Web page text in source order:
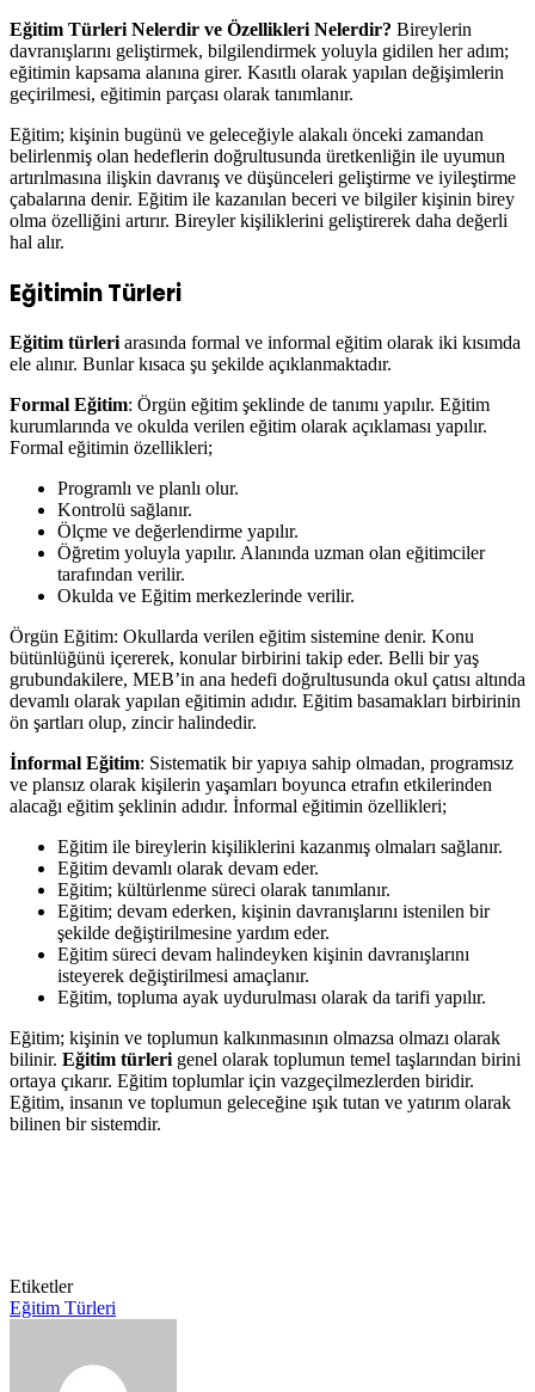
Eğitim Türleri Nelerdir ve Özellikleri Nelerdir? Bireylerin
davranışlarını geliştirmek, bilgilendirmek yoluyla gidilen her adım;
eğitimin kapsama alanına girer. Kasıtlı olarak yapılan değişimlerin
geçirilmesi, eğitimin parçası olarak tanımlanır.
Eğitim; kişinin bugünü ve geleceğiyle alakalı önceki zamandan
belirlenmiş olan hedeflerin doğrultusunda üretkenliğin ile uyumun
artırılmasına ilişkin davranış ve düşünceleri geliştirme ve iyileştirme
çabalarına denir. Eğitim ile kazanılan beceri ve bilgiler kişinin birey
olma özelliğini artırır. Bireyler kişiliklerini geliştirerek daha değerli
hal alır.
Eğitimin Türleri
Eğitim türleri arasında formal ve informal eğitim olarak iki kısımda
ele alınır. Bunlar kısaca şu şekilde açıklanmaktadır.
Formal Eğitim: Örgün eğitim şeklinde de tanımı yapılır. Eğitim
kurumlarında ve okulda verilen eğitim olarak açıklaması yapılır.
Formal eğitimin özellikleri;
Programlı ve planlı olur.
Kontrolü sağlanır.
Ölçme ve değerlendirme yapılır.
Öğretim yoluyla yapılır. Alanında uzman olan eğitimciler
tarafından verilir.
Okulda ve Eğitim merkezlerinde verilir.
Örgün Eğitim: Okullarda verilen eğitim sistemine denir. Konu
bütünlüğünü içererek, konular birbirini takip eder. Belli bir yaş
grubundakilere, MEB’in ana hedefi doğrultusunda okul çatısı altında
devamlı olarak yapılan eğitimin adıdır. Eğitim basamakları birbirinin
ön şartları olup, zincir halindedir.
İnformal Eğitim: Sistematik bir yapıya sahip olmadan, programsız
ve plansız olarak kişilerin yaşamları boyunca etrafın etkilerinden
alacağı eğitim şeklinin adıdır. İnformal eğitimin özellikleri;
Eğitim ile bireylerin kişiliklerini kazanmış olmaları sağlanır.
Eğitim devamlı olarak devam eder.
Eğitim; kültürlenme süreci olarak tanımlanır.
Eğitim; devam ederken, kişinin davranışlarını istenilen bir
şekilde değiştirilmesine yardım eder.
Eğitim süreci devam halindeyken kişinin davranışlarını
isteyerek değiştirilmesi amaçlanır.
Eğitim, topluma ayak uydurulması olarak da tarifi yapılır.
Eğitim; kişinin ve toplumun kalkınmasının olmazsa olmazı olarak
bilinir. Eğitim türleri genel olarak toplumun temel taşlarından birini
ortaya çıkarır. Eğitim toplumlar için vazgeçilmezlerden biridir.
Eğitim, insanın ve toplumun geleceğine ışık tutan ve yatırım olarak
bilinen bir sistemdir.
Etiketler
Eğitim Türleri